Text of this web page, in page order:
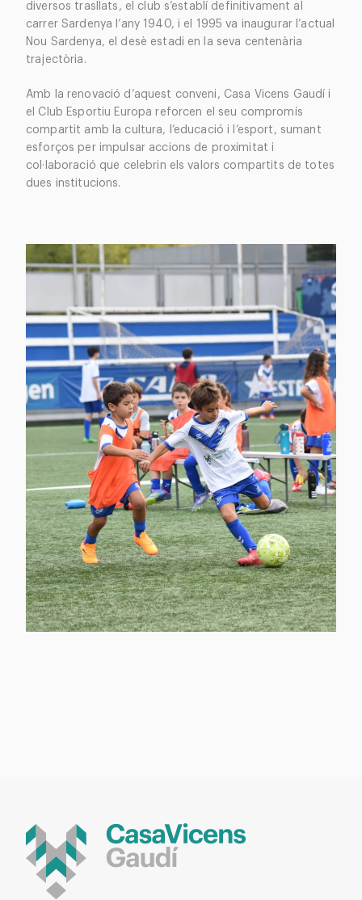
diversos trasllats, el club s’establí definitivament al
carrer Sardenya l’any 1940, i el 1995 va inaugurar l’actual
Nou Sardenya, el desè estadi en la seva centenària
trajectòria.
Amb la renovació d’aquest conveni, Casa Vicens Gaudí i
el Club Esportiu Europa reforcen el seu compromís
compartit amb la cultura, l’educació i l’esport, sumant
esforços per impulsar accions de proximitat i
col·laboració que celebrin els valors compartits de totes
dues institucions.